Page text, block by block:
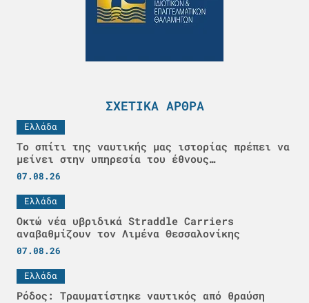
ΣΧΕΤΙΚΆ ΆΡΘΡΑ
Ελλάδα
Το σπίτι της ναυτικής μας ιστορίας πρέπει να
μείνει στην υπηρεσία του έθνους…
07.08.26
Ελλάδα
Οκτώ νέα υβριδικά Straddle Carriers
αναβαθμίζουν τον Λιμένα Θεσσαλονίκης
07.08.26
Ελλάδα
Ρόδος: Τραυματίστηκε ναυτικός από θραύση